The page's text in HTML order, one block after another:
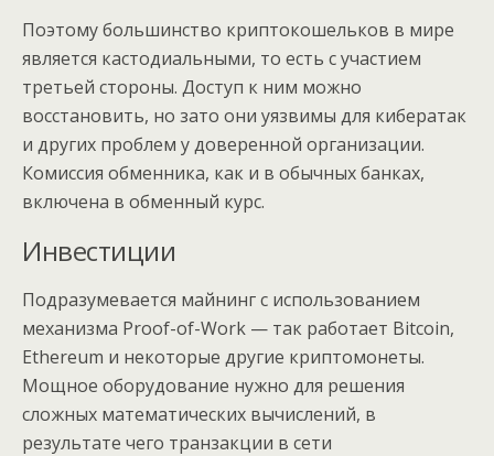
Поэтому большинство криптокошельков в мире
является кастодиальными, то есть с участием
третьей стороны. Доступ к ним можно
восстановить, но зато они уязвимы для кибератак
и других проблем у доверенной организации.
Комиссия обменника, как и в обычных банках,
включена в обменный курс.
Инвестиции
Подразумевается майнинг с использованием
механизма Proof-of-Work — так работает Bitcoin,
Ethereum и некоторые другие криптомонеты.
Мощное оборудование нужно для решения
сложных математических вычислений, в
результате чего транзакции в сети